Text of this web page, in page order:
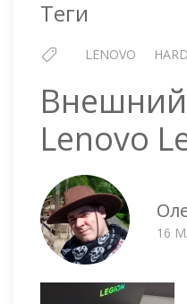
Теги
LENOVO
Lenovo
16